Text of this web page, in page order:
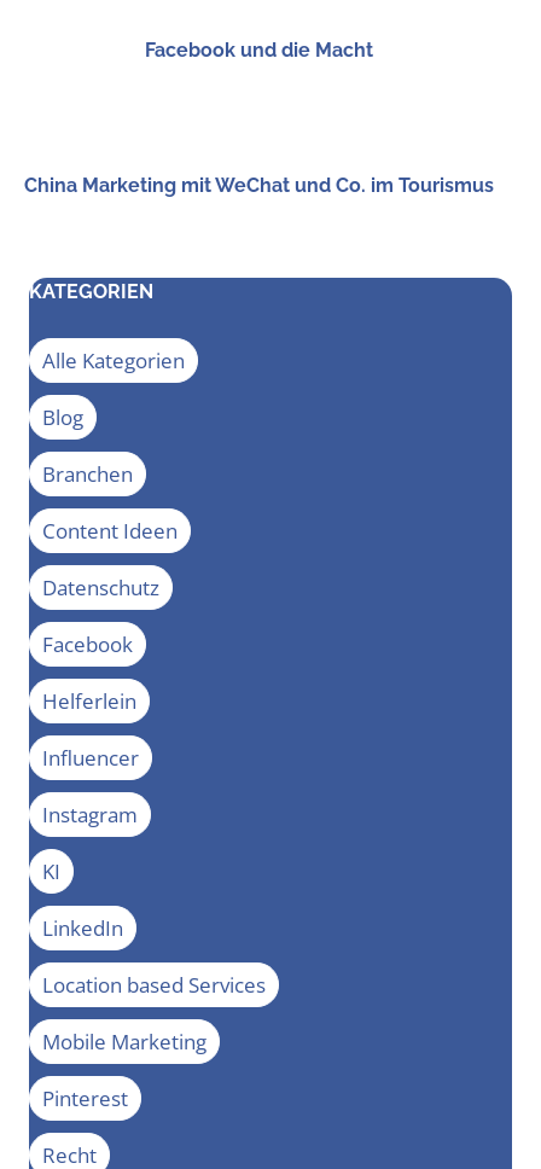
Face­book und die Macht
Chi­na Mar­ke­ting mit WeChat und Co. im Tourismus
KATEGORIEN
Alle Kategorien
Blog
Branchen
Content Ideen
Datenschutz
Facebook
Helferlein
Influencer
Instagram
KI
LinkedIn
Location based Services
Mobile Marketing
Pinterest
Recht